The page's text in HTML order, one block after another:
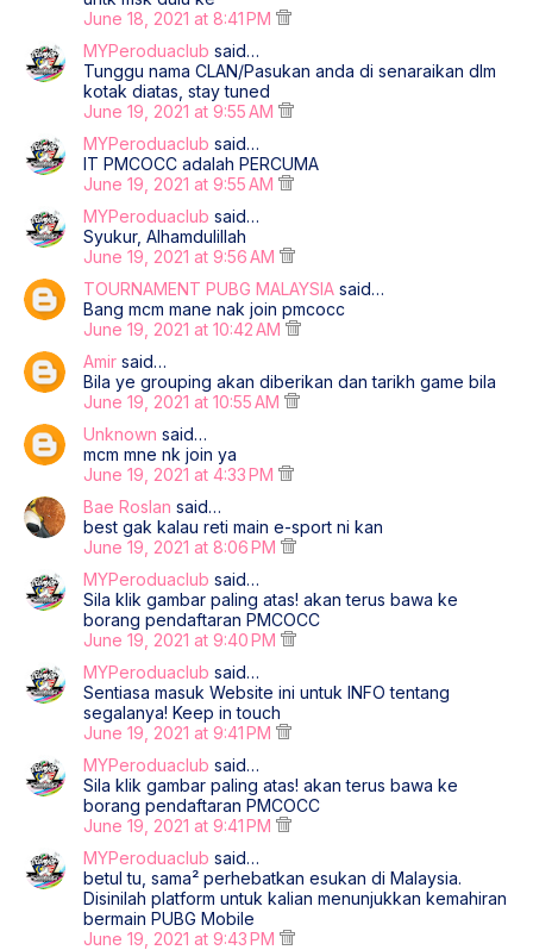
June 18, 2021 at 8:41 PM
MYPeroduaclub said…
Tunggu nama CLAN/Pasukan anda di senaraikan dlm
kotak diatas, stay tuned
June 19, 2021 at 9:55 AM
MYPeroduaclub said…
IT PMCOCC adalah PERCUMA
June 19, 2021 at 9:55 AM
MYPeroduaclub said…
Syukur, Alhamdulillah
June 19, 2021 at 9:56 AM
TOURNAMENT PUBG MALAYSIA said…
Bang mcm mane nak join pmcocc
June 19, 2021 at 10:42 AM
Amir said…
Bila ye grouping akan diberikan dan tarikh game bila
June 19, 2021 at 10:55 AM
Unknown said…
mcm mne nk join ya
June 19, 2021 at 4:33 PM
Bae Roslan said…
best gak kalau reti main e-sport ni kan
June 19, 2021 at 8:06 PM
MYPeroduaclub said…
Sila klik gambar paling atas! akan terus bawa ke
borang pendaftaran PMCOCC
June 19, 2021 at 9:40 PM
MYPeroduaclub said…
Sentiasa masuk Website ini untuk INFO tentang
segalanya! Keep in touch
June 19, 2021 at 9:41 PM
MYPeroduaclub said…
Sila klik gambar paling atas! akan terus bawa ke
borang pendaftaran PMCOCC
June 19, 2021 at 9:41 PM
MYPeroduaclub said…
betul tu, sama² perhebatkan esukan di Malaysia.
Disinilah platform untuk kalian menunjukkan kemahiran
bermain PUBG Mobile
June 19, 2021 at 9:43 PM